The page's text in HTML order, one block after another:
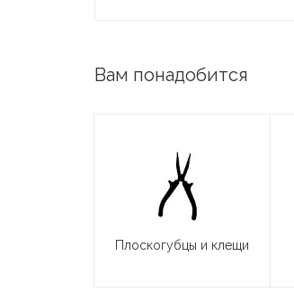
Вам понадобится
Плоскогубцы и клещи